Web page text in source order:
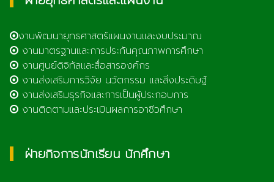
งานพัฒนายุทธศาสตร์แผนงานและงบประมาณ
งานมาตรฐานและการประกันคุณภาพการศึกษา
งานศูนย์ดิจิทัลและสื่อสารองค์กร
งานส่งเสริมการวิจัย นวัตกรรม และสิ่งประดิษฐ์
งานส่งเสริมธุรกิจและการเป็นผู้ประกอบการ
งานติดตามและประเมินผลการอาชีวศึกษา
ฝ่ายกิจการนักเรียน นักศึกษา